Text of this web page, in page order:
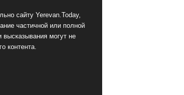
сайту Yerevan.Today,
частичной или полной
могут не
контента.